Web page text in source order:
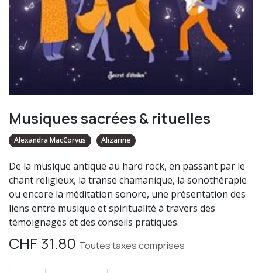
Musiques sacrées & rituelles
Alexandra MacCorvus Alizarine
De la musique antique au hard rock, en passant par le
chant religieux, la transe chamanique, la sonothérapie
ou encore la méditation sonore, une présentation des
liens entre musique et spiritualité à travers des
témoignages et des conseils pratiques.
CHF31.80 Toutes taxes comprises